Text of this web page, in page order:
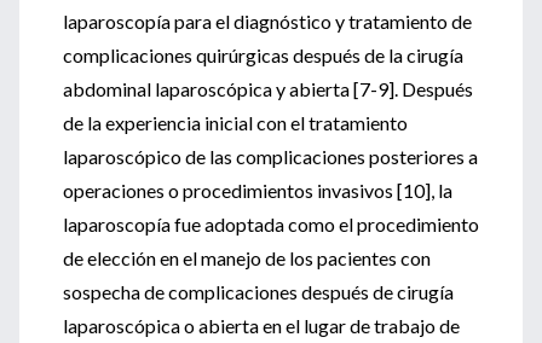
laparoscopía para el diagnóstico y tratamiento de
complicaciones quirúrgicas después de la cirugía
abdominal laparoscópica y abierta [7-9]. Después
de la experiencia inicial con el tratamiento
laparoscópico de las complicaciones posteriores a
operaciones o procedimientos invasivos [10], la
laparoscopía fue adoptada como el procedimiento
de elección en el manejo de los pacientes con
sospecha de complicaciones después de cirugía
laparoscópica o abierta en el lugar de trabajo de